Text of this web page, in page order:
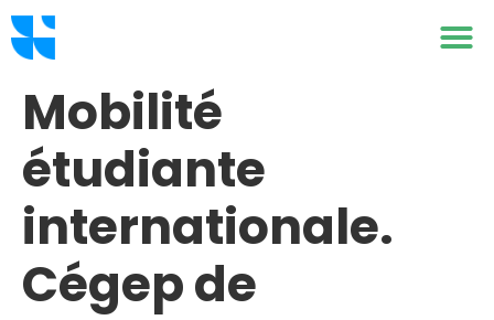
Mobilité
étudiante
internationale.
Cégep de